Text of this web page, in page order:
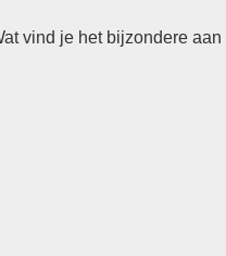
vind je het bijzondere aan